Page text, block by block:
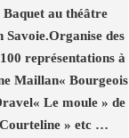
au théâtre
Savoie.Organise des
représentations à
Maillan« Bourgeois
Le moule » de
» etc …